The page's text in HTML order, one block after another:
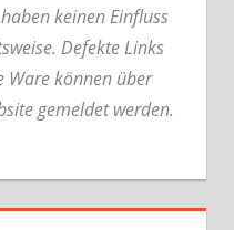
keinen Einfluss
Defekte Links
Ware können über
gemeldet werden.